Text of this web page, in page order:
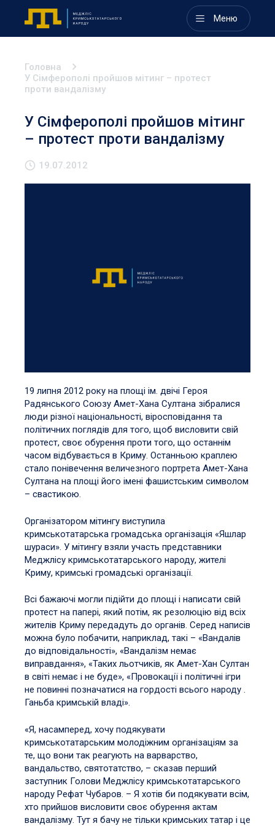
Меню
Головна
У Сімферополі пройшов мітинг – протест
проти вандалізму
У Сімферополі пройшов мітинг
– протест проти вандалізму
19.07.2012
19 липня 2012 року на площі ім. двічі Героя
Радянського Союзу Амет-Хана Султана зібралися
люди різної національності, віросповідання та
політичних поглядів для того, щоб висловити свій
протест, своє обурення проти того, що останнім
часом відбувається в Криму. Останньою краплею
стало понівечення величезного портрета Амет-Хана
Султана на площі його імені фашистським символом
– свастикою.
Організатором мітингу виступила
кримськотатарська громадська організація «Яшлар
шураси». У мітингу взяли участь представники
Меджлісу кримськотатарського народу, жителі
Криму, кримські громадські організації.
Всі бажаючі могли підійти до площі і написати свій
протест на папері, який потім, як резолюцію від всіх
жителів Криму передадуть до органів. Серед написів
можна було побачити, наприклад, такі – «Вандалів
до відповідальності», «Вандалізм немає
виправдання», «Таких льотчиків, як Амет-Хан Султан
в світі немає і не буде», «Провокації і політичні ігри
не повинні позначатися на гордості всього народу .
Ганьба кримській владі».
«Я, насамперед, хочу подякувати
кримськотатарським молодіжним організаціям за
те, що вони так реагують на варварство,
вандальство, святотатство, – сказав перший
заступник Голови Меджлісу кримськотатарського
народу Рефат Чубаров. – Я хотів би подякувати всім,
хто прийшов висловити своє обурення актам
вандалізму. Тут я бачу не тільки кримських татар і це